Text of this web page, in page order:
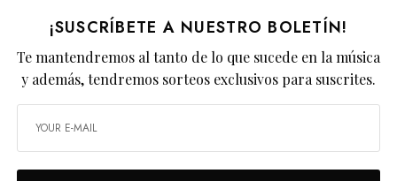
¡SUSCRÍBETE A NUESTRO BOLETÍN!
Te mantendremos al tanto de lo que sucede en la música
y además, tendremos sorteos exclusivos para suscrites.